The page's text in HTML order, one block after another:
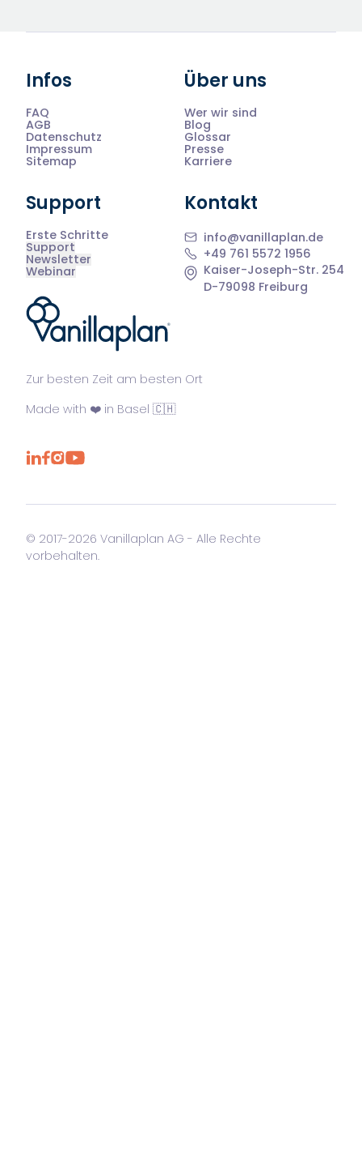
®
Zur besten Zeit am besten Ort
Made with ❤️ in Basel 🇨🇭
Infos
FAQ
AGB
Datenschutz
Impressum
Sitemap
Über uns
Wer wir sind
Blog
Glossar
Presse
Karriere
Support
Erste Schritte
Support
Newsletter
Webinar
Kontakt
info@vanillaplan.de
+49 761 5572 1956
Kaiser-Joseph-Str. 254
D-79098 Freiburg
© 2017-2026 Vanillaplan AG - Alle Rechte
vorbehalten.